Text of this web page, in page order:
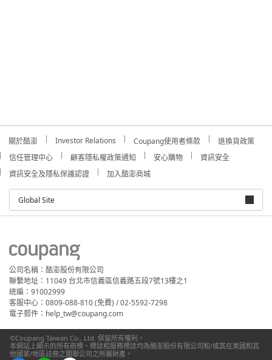
關於酷澎 Investor Relations Coupang使用者條款
退換貨政策
信任管理中心
顧客隱私權政策通知 安心購物
資訊安全
資訊安全及隱私保護認證
加入酷澎商城
Global Site
公司名稱：酷澎股份有限公司
聯繫地址：11049 台北市信義區信義路五段7號13樓之1
統編：91002999
客服中心：0809-088-810 (免費) / 02-5592-7298
電子郵件：help_tw@coupang.com
©Coupang Taiwan Co., Ltd. 保留所有權利。
本網站上顯示的所有商標、標誌和服務標誌均為酷澎股份有限公司和/或其在美國和其
他國家/地區註冊之關聯公司之所屬財產。